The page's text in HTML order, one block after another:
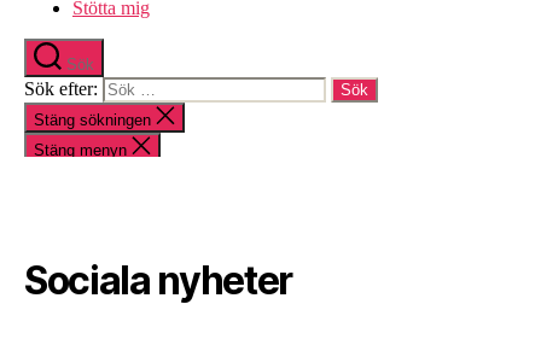
Sociala nyheter